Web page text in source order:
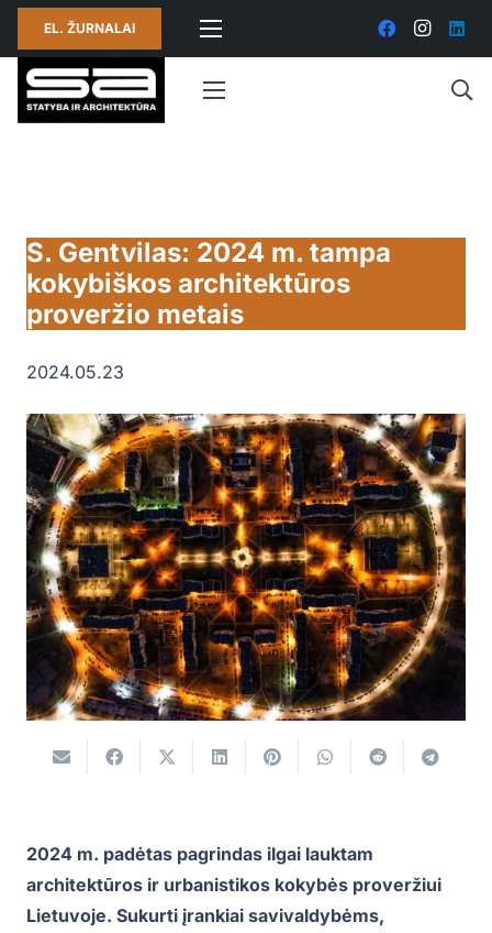
EL. ŽURNALAI
S. Gentvilas: 2024 m. tampa
kokybiškos architektūros
proveržio metais
2024.05.23
2024 m. padėtas pagrindas ilgai lauktam
architektūros ir urbanistikos kokybės proveržiui
Lietuvoje. Sukurti įrankiai savivaldybėms,